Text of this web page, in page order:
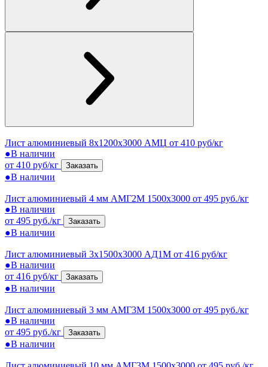
Лист алюминиевый 8x1200x3000 АМЦ от 410 руб/кг
●В наличии
от 410 руб/кг
Заказать
●В наличии
Лист алюминиевый 4 мм АМГ2М 1500х3000 от 495 руб./кг
●В наличии
от 495 руб./кг
Заказать
●В наличии
Лист алюминиевый 3x1500x3000 АД1М от 416 руб/кг
●В наличии
от 416 руб/кг
Заказать
●В наличии
Лист алюминиевый 3 мм АМГ3М 1500х3000 от 495 руб./кг
●В наличии
от 495 руб./кг
Заказать
●В наличии